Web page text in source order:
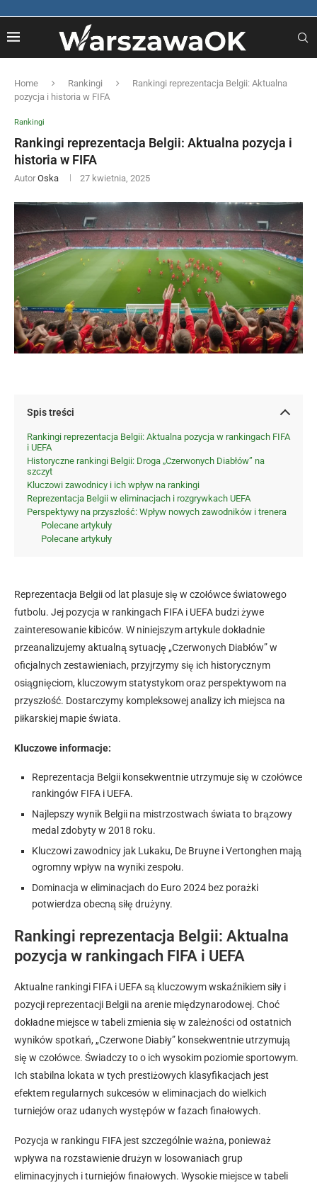
Home Rankingi
Rankingi reprezentacja Belgii: Aktualna
pozycja i historia w FIFA
Rankingi
Rankingi reprezentacja Belgii: Aktualna pozycja i
historia w FIFA
Autor Oska 27 kwietnia, 2025
Spis treści
Rankingi reprezentacja Belgii: Aktualna pozycja w rankingach FIFA
i UEFA
Historyczne rankingi Belgii: Droga „Czerwonych Diabłów” na
szczyt
Kluczowi zawodnicy i ich wpływ na rankingi
Reprezentacja Belgii w eliminacjach i rozgrywkach UEFA
Perspektywy na przyszłość: Wpływ nowych zawodników i trenera
Polecane artykuły
Polecane artykuły
Reprezentacja Belgii od lat plasuje się w czołówce światowego
futbolu. Jej pozycja w rankingach FIFA i UEFA budzi żywe
zainteresowanie kibiców. W niniejszym artykule dokładnie
przeanalizujemy aktualną sytuację „Czerwonych Diabłów” w
oficjalnych zestawieniach, przyjrzymy się ich historycznym
osiągnięciom, kluczowym statystykom oraz perspektywom na
przyszłość. Dostarczymy kompleksowej analizy ich miejsca na
piłkarskiej mapie świata.
Kluczowe informacje:
Reprezentacja Belgii konsekwentnie utrzymuje się w czołówce
rankingów FIFA i UEFA.
Najlepszy wynik Belgii na mistrzostwach świata to brązowy
medal zdobyty w 2018 roku.
Kluczowi zawodnicy jak Lukaku, De Bruyne i Vertonghen mają
ogromny wpływ na wyniki zespołu.
Dominacja w eliminacjach do Euro 2024 bez porażki
potwierdza obecną siłę drużyny.
Rankingi reprezentacja Belgii: Aktualna
pozycja w rankingach FIFA i UEFA
Aktualne rankingi FIFA i UEFA są kluczowym wskaźnikiem siły i
pozycji reprezentacji Belgii na arenie międzynarodowej. Choć
dokładne miejsce w tabeli zmienia się w zależności od ostatnich
wyników spotkań, „Czerwone Diabły” konsekwentnie utrzymują
się w czołówce. Świadczy to o ich wysokim poziomie sportowym.
Ich stabilna lokata w tych prestiżowych klasyfikacjach jest
efektem regularnych sukcesów w eliminacjach do wielkich
turniejów oraz udanych występów w fazach finałowych.
Pozycja w rankingu FIFA jest szczególnie ważna, ponieważ
wpływa na rozstawienie drużyn w losowaniach grup
eliminacyjnych i turniejów finałowych. Wysokie miejsce w tabeli